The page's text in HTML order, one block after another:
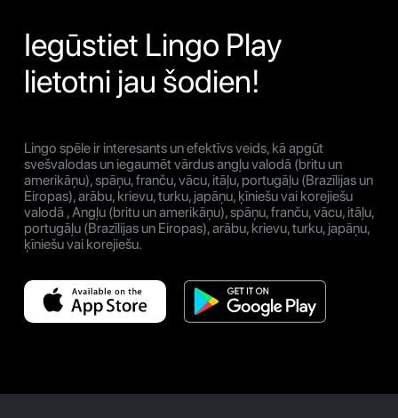
Iegūstiet Lingo Play
lietotni jau šodien!
Lingo spēle ir interesants un efektīvs veids, kā apgūt
svešvalodas un iegaumēt vārdus angļu valodā (britu un
amerikāņu), spāņu, franču, vācu, itāļu, portugāļu (Brazīlijas un
Eiropas), arābu, krievu, turku, japāņu, ķīniešu vai korejiešu
valodā , Angļu (britu un amerikāņu), spāņu, franču, vācu, itāļu,
portugāļu (Brazīlijas un Eiropas), arābu, krievu, turku, japāņu,
ķīniešu vai korejiešu.